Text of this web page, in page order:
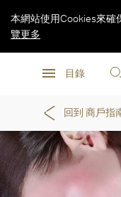
目錄
本網站使用Cookies來確
覽更多
回到 商戶指